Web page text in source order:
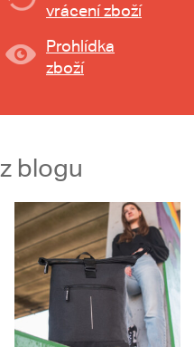
vrácení zboží
Prohlídka
zboží
blogu